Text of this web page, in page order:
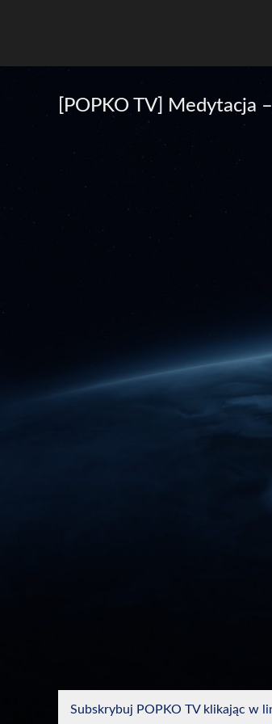
[POPKO TV] Medytacja
Subskrybuj POPKO TV klikając w